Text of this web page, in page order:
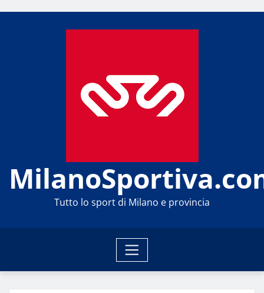
Tutto lo sport di Milano e provincia